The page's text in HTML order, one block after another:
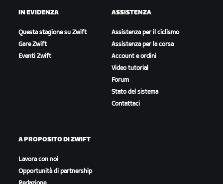
IN EVIDENZA
Questa stagione su Zwift
Gare Zwift
Eventi Zwift
ASSISTENZA
Assistenza per il ciclismo
Assistenza per la corsa
Account e ordini
Video tutorial
Forum
Stato del sistema
Contattaci
A PROPOSITO DI ZWIFT
Lavora con noi
Opportunità di partnership